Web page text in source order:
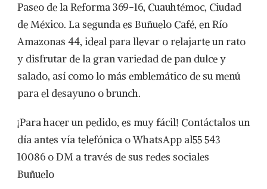
Paseo de la Reforma 369-16, Cuauhtémoc, Ciudad
de México. La segunda es Buñuelo Café, en Río
Amazonas 44, ideal para llevar o relajarte un rato
y disfrutar de la gran variedad de pan dulce y
salado, así como lo más emblemático de su menú
para el desayuno o brunch.
¡Para hacer un pedido, es muy fácil! Contáctalos un
día antes vía telefónica o WhatsApp al55 543
10086 o DM a través de sus redes sociales
Buñuelo